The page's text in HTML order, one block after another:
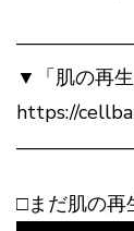
▼「肌の再
https://
□まだ肌の再